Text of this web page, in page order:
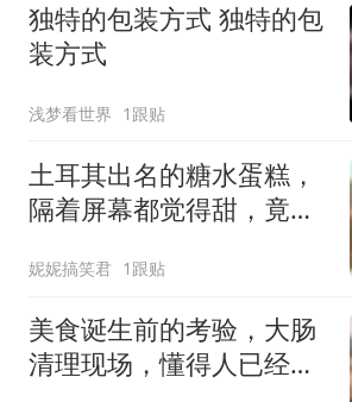
独特的包装方式 独特的包
装方式
浅梦看世界 1跟贴
土耳其出名的糖水蛋糕，
隔着屏幕都觉得甜，竟还
妮妮搞笑君 1跟贴
美食诞生前的考验，大肠
清理现场，懂得人已经流